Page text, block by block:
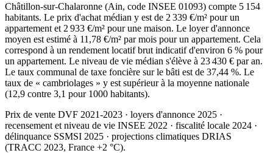
Châtillon-sur-Chalaronne (Ain, code INSEE 01093) compte 5 154
habitants. Le prix d'achat médian y est de 2 339 €/m² pour un
appartement et 2 933 €/m² pour une maison. Le loyer d'annonce
moyen est estimé à 11,78 €/m² par mois pour un appartement. Cela
correspond à un rendement locatif brut indicatif d'environ 6 % pour
un appartement. Le niveau de vie médian s'élève à 23 430 € par an.
Le taux communal de taxe foncière sur le bâti est de 37,44 %. Le
taux de « cambriolages » y est supérieur à la moyenne nationale
(12,9 contre 3,1 pour 1000 habitants).
Prix de vente DVF 2021-2023 · loyers d'annonce 2025 ·
recensement et niveau de vie INSEE 2022 · fiscalité locale 2024 ·
délinquance SSMSI 2025 · projections climatiques DRIAS
(TRACC 2023, France +2 °C).